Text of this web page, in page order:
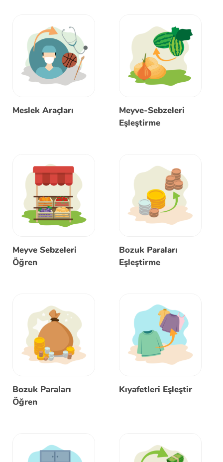
Meslek Araçları
Meyve-Sebzeleri
Eşleştirme
Meyve Sebzeleri
Öğren
Bozuk Paraları
Eşleştirme
Bozuk Paraları
Öğren
Kıyafetleri Eşleştir